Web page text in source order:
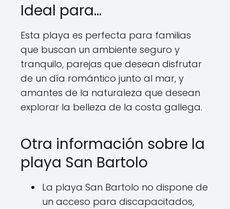
Ideal para…
Esta playa es perfecta para familias
que buscan un ambiente seguro y
tranquilo, parejas que desean disfrutar
de un día romántico junto al mar, y
amantes de la naturaleza que desean
explorar la belleza de la costa gallega.
Otra información sobre la
playa San Bartolo
La playa San Bartolo no dispone de
un acceso para discapacitados,